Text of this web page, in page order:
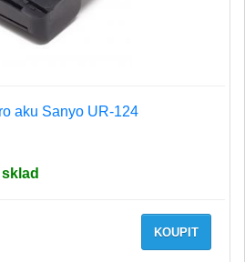
aku Sanyo UR-124
KOUPIT